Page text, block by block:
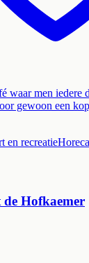
waar men iedere
gewoon een
en recreatie
de Hofkaemer